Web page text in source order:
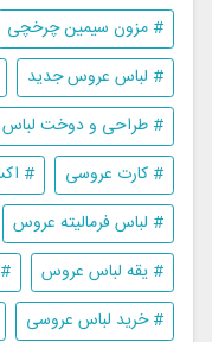
# مزون سیمین چرخچی
# لباس عروس جدید
# طراحی و دوخت
# کارت عروسی
#
# لباس فرمالیته عروس
# یقه لباس عروس
# خرید لباس عروسی